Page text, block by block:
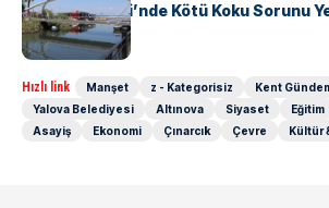
Safran Deresi’nde Kötü Koku Sorunu
Hızlı link Manşet z - Kategorisiz Kent
Yalova Belediyesi
Altınova Siyaset Eğitim
Asayiş
Ekonomi Çınarcık Çevre Kültür